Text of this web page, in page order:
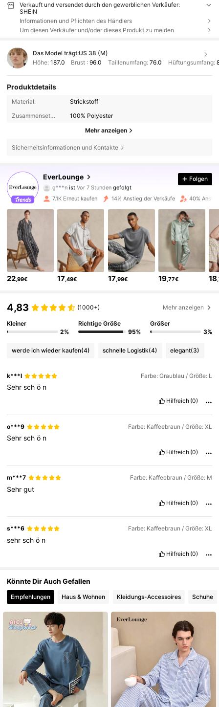
Verkauft und versendet durch den gewerblichen Verkäufer:
SHEIN
Informationen und Pflichten des Händlers
Um diesen Verkäufer und/oder dieses Produkt zu melden
Das Model trägt:US 38 (M)
Höhe: 187.0 Brust :96.0 Taillenumfang: 76.0 Hüftungsumfang:
Produktdetails
Material:
Strickstoff
Zusammensetzung:
100% Polyester
Mehr anzeigen
Sicherheitsinformationen und Kontakte
EverLounge
g***n istVor 7 Stunden
gefolgt
j***a ist am Durchsuchen
4,81
22K Follower
22K Follower
4,81 22K Follower
22K Follower
4,81 22K Follower
Folgen
7.1K Erneut kaufen 14% Anstieg der Verkäufe 40%
22 ,99€ 17 ,49€ 17,99€ 19,77€ 18
4,83 (1000+) Mehr anzeigen
Kleiner
2%
Richtige Größe
95%
Größer
3%
werde ich wieder kaufen(4) schnelle Logistik(4) elegant(3)
k***l Farbe: Graublau / Größe: L
Sehrschö n
Hilfreich (0)
o***9 Farbe: Kaffeebraun / Größe: XL
Sehrschö n
Hilfreich (0)
m***7 Farbe: Kaffeebraun / Größe: M
Sehrgut
Hilfreich (0)
s***6 Farbe: Kaffeebraun / Größe: XL
sehrschö n
Hilfreich (0)
Könnte Dir Auch Gefallen
Empfehlungen Haus & Wohnen Kleidungs-Accessoires Schuhe